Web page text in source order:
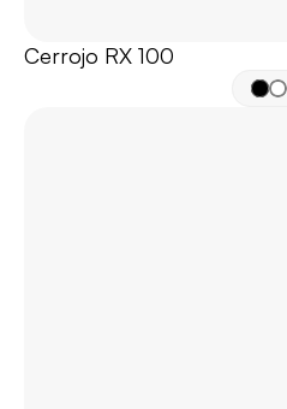
Cerrojo RX 100